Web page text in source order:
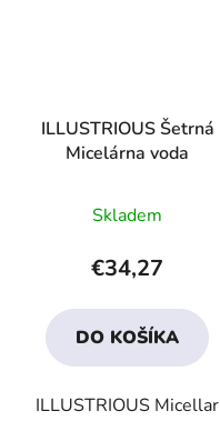
ILLUSTRIOUS Šetrná
Micelárna voda
hodnotenie
produktu
je
4,5
z
hviezdičiek.
Skladem
€34,27
DO KOŠÍKA
ILLUSTRIOUS Micellar